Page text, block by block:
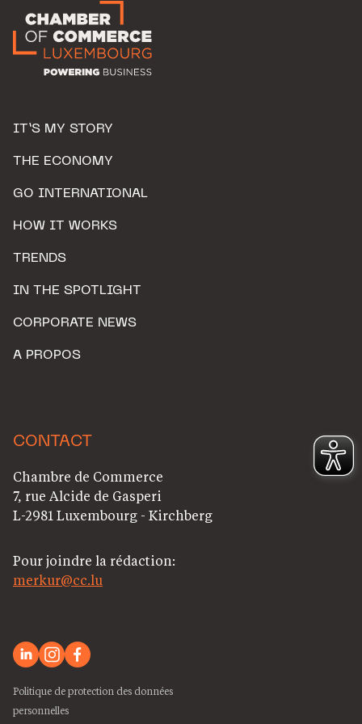
IT’S MY STORY
THE ECONOMY
GO INTERNATIONAL
HOW IT WORKS
TRENDS
IN THE SPOTLIGHT
CORPORATE NEWS
A PROPOS
CONTACT
Chambre de Commerce
7, rue Alcide de Gasperi
L-2981 Luxembourg - Kirchberg
Pour joindre la rédaction:
merkur@cc.lu
Politique de protection des données
personnelles